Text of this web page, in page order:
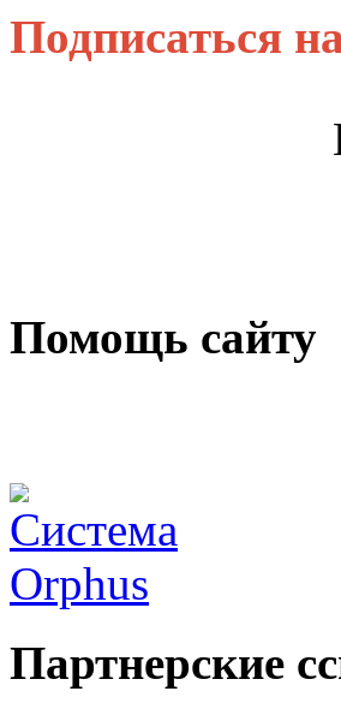
Подписаться
Помощь сайту
Партнерские